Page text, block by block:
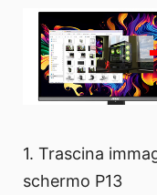
1. Trascina
schermo P13